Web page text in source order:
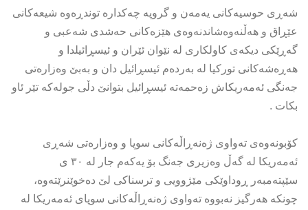
شەڕی حوسیەکانی یەمەن و گروپە چەکدارە توندڕەوە شیعەکانی
عێڕاق و هەڵنەوەشاندنەوەی هێزەکانی حەشدی شەعبی و
گەڕێکی دیکەی کاولکاری لە نێوان ئێران و ئیسڕائیلدا و
هەڕەشەکانی تورکیا لە بەردەم ئیسڕائیل دان و بەبێ وەزارەتی
جەنگی ئەمەریکاش زەحمەتە ئیسڕائیل بتوانێ دڵی جولەکە تێر ئاو
بکات .
کۆبونەوەی تەواوی ژەنەڕاڵەکانی سوپا و وەزارەتی شەڕی
ئەمەریکا لە گەڵ وەزیری جەنگ بۆ یەکەم جار لە ۳٠ ی
سێپتەمبەر ڕوداوێکی مێژوویی و ترسناکی لێ دەخوێنرێتەوە،
چونکە هەرگیز نەبووە تەواوی ژەنەڕاڵەکانی سوپای ئەمەریکا لە